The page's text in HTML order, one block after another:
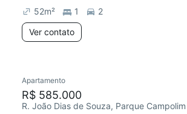
52m² 1
2
Ver contato
Apartamento
R$ 585.000
R. João Dias de Souza, Parque Campolim